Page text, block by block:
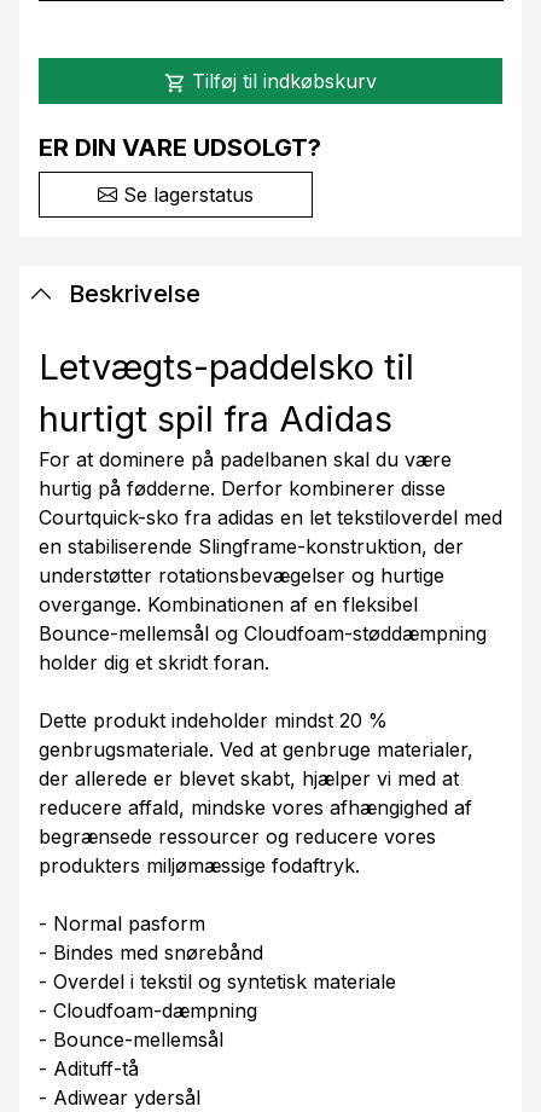
shopping_cart Tilføj til indkøbskurv
ER DIN VARE UDSOLGT?
Se lagerstatus
Beskrivelse
Letvægts-paddelsko til
hurtigt spil fra Adidas
For at dominere på padelbanen skal du være
hurtig på fødderne. Derfor kombinerer disse
Courtquick-sko fra adidas en let tekstiloverdel med
en stabiliserende Slingframe-konstruktion, der
understøtter rotationsbevægelser og hurtige
overgange. Kombinationen af en fleksibel
Bounce-mellemsål og Cloudfoam-støddæmpning
holder dig et skridt foran.
Dette produkt indeholder mindst 20 %
genbrugsmateriale. Ved at genbruge materialer,
der allerede er blevet skabt, hjælper vi med at
reducere affald, mindske vores afhængighed af
begrænsede ressourcer og reducere vores
produkters miljømæssige fodaftryk.
- Normal pasform
- Bindes med snørebånd
- Overdel i tekstil og syntetisk materiale
- Cloudfoam-dæmpning
- Bounce-mellemsål
- Adituff-tå
- Adiwear ydersål